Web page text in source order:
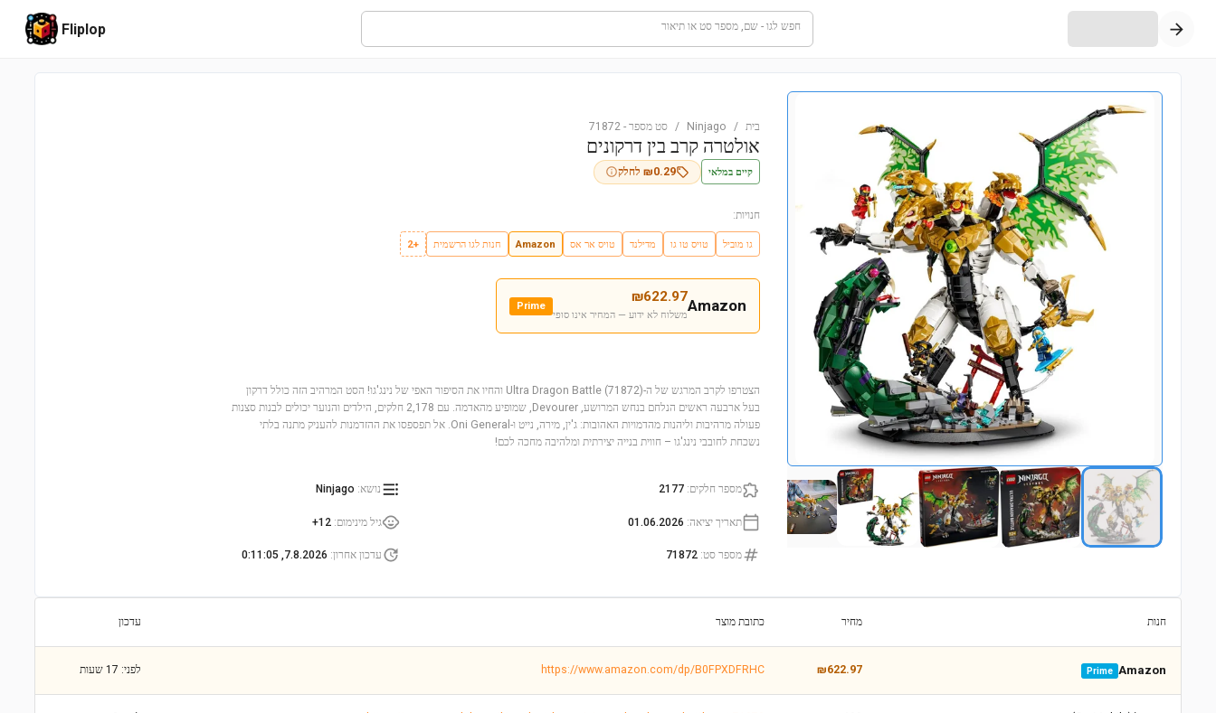
חפש לגו - שם, מספר סט או תיאור Fliplop
בית /
Ninjago
/ סט מספר -
71872
אולטרה קרב בין דרקונים
קיים במלאי ₪0.29 לחלק
חנויות:
גו מוביל טויס טו גו מדילנד טויס אר אס Amazon חנות לגו הרשמית +2
Amazon
₪622.97
משלוח לא ידוע — המחיר אינו סופי
Prime
הצטרפו לקרב המרגש של ה-Ultra Dragon Battle (71872) והחיו את הסיפור האפי של נינג'גו! הסט המרהיב הזה כולל דרקון
בעל ארבעה ראשים הנלחם בנחש המרושע, Devourer, שמופיע מהאדמה. עם 2,178 חלקים, הילדים והנוער יכולים לבנות סצנות
פעולה מרהיבות וליהנות מהדמויות האהובות: ג'ין, מירה, נייט ו-Oni General. אל תפספסו את ההזדמנות להעניק מתנה בלתי
נשכחת לחובבי נינג'גו – חווית בנייה יצירתית ומלהיבה מחכה לכם!
מספר חלקים:
2177 נושא:
Ninjago
תאריך יציאה:
01.06.2026 גיל מינימום:
12+
מספר סט:
71872 עדכון אחרון:
7.8.2026, 0:11:05
חנות מחיר כתובת מוצר עדכון
Amazon
Prime
₪622.97
https://www.amazon.com/dp/B0FPXDFRHC לפני: 17 שעות